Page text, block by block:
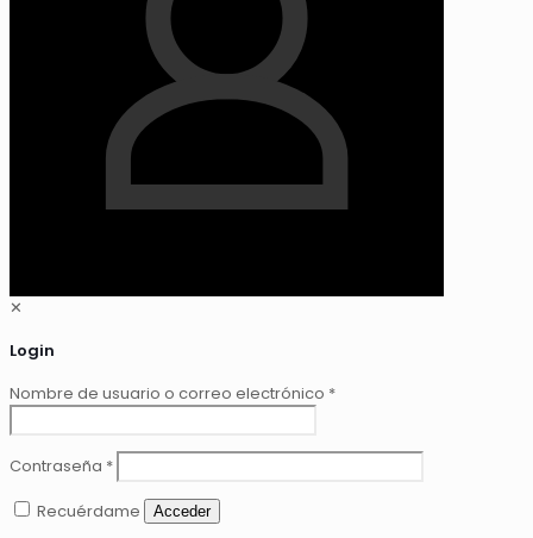
✕
Login
Nombre de usuario o correo electrónico *
Contraseña *
Recuérdame
Acceder